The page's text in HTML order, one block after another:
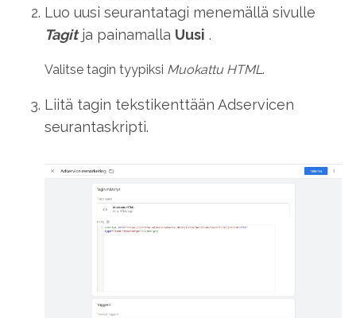
Luo uusi seurantatagi menemällä sivulle
Tagitja painamalla Uusi .
Valitse tagin tyypiksi Muokattu HTML.
Liitä tagin tekstikenttään Adservicen
seurantaskripti.